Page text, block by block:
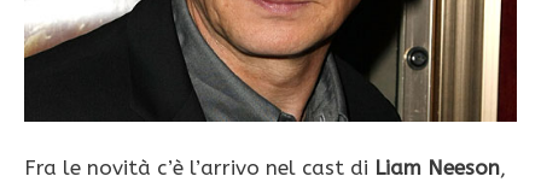
Fra le novità c’è l’arrivo nel cast di Liam Neeson,